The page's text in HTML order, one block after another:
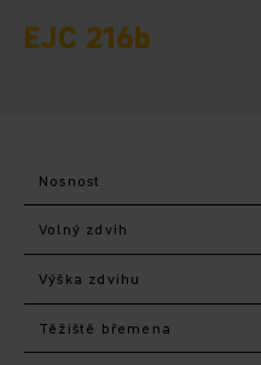
EJC 216b
Nosnost
Volný zdvih
Výška zdvihu
Těžiště břemena